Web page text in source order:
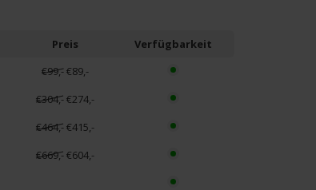
Preis
Verfügbarkeit
€99,-€89,-
€304,-€274,-
€464,-€415,-
€669,-€604,-